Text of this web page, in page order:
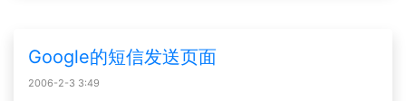
Google的短信发送页面
2006-2-3 3:49